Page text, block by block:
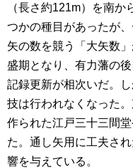
（長さ約121m）を南か
つかの種目があったが
矢の数を競う「大矢数
盛期となり、有力藩の
記録更新が相次いだ。
技は行われなくなった
作られた江戸三十三間
た。通し矢用に工夫さ
響を与えている。